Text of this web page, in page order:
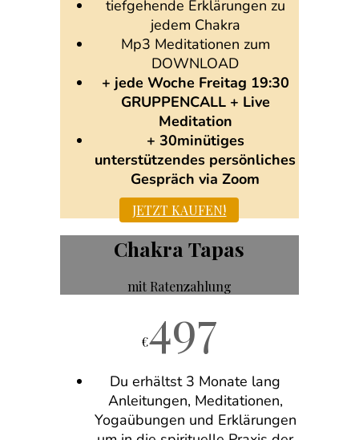
tiefgehende Erklärungen zu
jedem Chakra
Mp3 Meditationen zum
DOWNLOAD
+ jede Woche Freitag 19:30
GRUPPENCALL + Live
Meditation
+ 30minütiges
unterstützendes persönliches
Gespräch via Zoom
JETZT KAUFEN!
Chakra Tapas
mit Ratenzahlung
€497
Du erhältst 3 Monate lang
Anleitungen, Meditationen,
Yogaübungen und Erklärungen